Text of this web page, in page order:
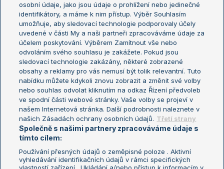
Žebříček WTA (ženy)
Sázkařský žebříček
French Open
Wimbledon
US Open
Turnaj mistrů
Turnaj mistryň
Aktualní trendy
Fotbalové přestupy
Livesport Daily
LS Prague Open
osobní údaje, jako jsou údaje o prohlížení nebo jedinečné
identifikátory, a máme k nim přístup. Výběr Souhlasím
umožňuje, aby sledovací technologie podporovaly účely
uvedené v části My a naši partneři zpracováváme údaje za
účelem poskytování. Výběrem Zamítnout vše nebo
odvoláním svého souhlasu je zakážete. Pokud jsou
sledovací technologie zakázány, některé zobrazené
obsahy a reklamy pro vás nemusí být tolik relevantní. Tuto
nabídku můžete kdykoli znovu zobrazit a změnit své volby
nebo souhlas odvolat kliknutím na odkaz Řízení předvoleb
ve spodní části webové stránky. Vaše volby se projeví v
našem Internetová stránka. Další podrobnosti naleznete v
našich Zásadách ochrany osobních údajů. Třetí strany
Společně s našimi partnery zpracováváme údaje s
tímto cílem:
Používání přesných údajů o zeměpisné poloze . Aktivní
vyhledávání identifikačních údajů v rámci specifických